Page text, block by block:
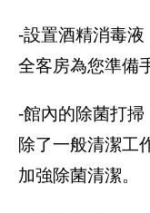
-設置酒精消毒液
全客房為您準備
-館內的除菌打掃
除了一般清潔工
加強除菌清潔。